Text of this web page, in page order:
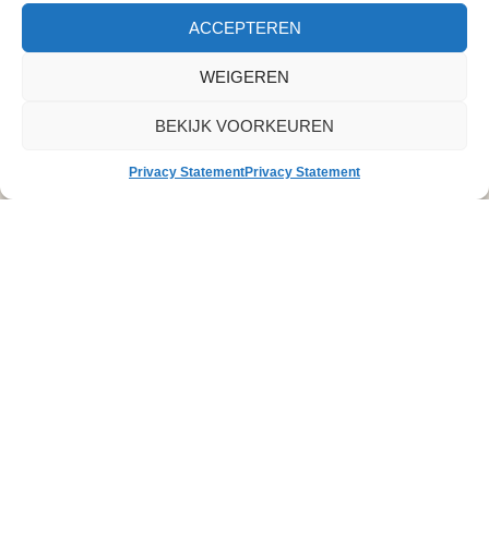
ACCEPTEREN
WEIGEREN
BEKIJK VOORKEUREN
Privacy StatementPrivacy Statement